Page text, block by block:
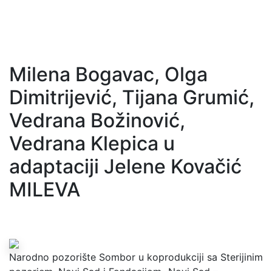
Milena Bogavac, Olga
Dimitrijević, Tijana Grumić,
Vedrana Božinović,
Vedrana Klepica u
adaptaciji Jelene Kovačić
MILEVA
Narodno pozorište Sombor u koprodukciji sa Sterijinim